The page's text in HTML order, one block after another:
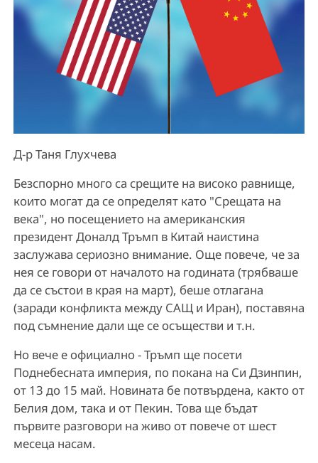
Д-р Таня Глухчева
Безспорно много са срещите на високо равнище,
които могат да се определят като "Срещата на
века", но посещението на американския
президент Доналд Тръмп в Китай наистина
заслужава сериозно внимание. Още повече, че за
нея се говори от началото на годината (трябваше
да се състои в края на март), беше отлагана
(заради конфликта между САЩ и Иран), поставяна
под съмнение дали ще се осъществи и т.н.
Но вече е официално - Тръмп ще посети
Поднебесната империя, по покана на Си Дзинпин,
от 13 до 15 май. Новината бе потвърдена, както от
Белия дом, така и от Пекин. Това ще бъдат
първите разговори на живо от повече от шест
месеца насам.